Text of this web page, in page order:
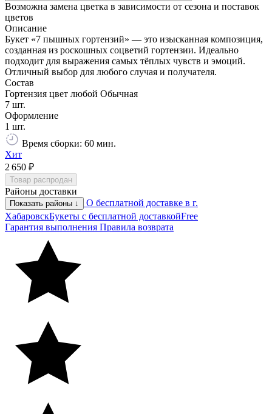
Возможна замена цветка в зависимости от сезона и поставок
цветов
Описание
Букет «7 пышных гортензий» — это изысканная композиция,
созданная из роскошных соцветий гортензии. Идеально
подходит для выражения самых тёплых чувств и эмоций.
Отличный выбор для любого случая и получателя.
Состав
Гортензия цвет любой Обычная
7 шт.
Оформление
1 шт.
Время сборки: 60 мин.
Хит
2 650 ₽
Товар распродан
Районы доставки
Показать районы ↓
О бесплатной доставке в г.
ХабаровскБукеты с бесплатной доставкойFree
Гарантия выполнения Правила возврата